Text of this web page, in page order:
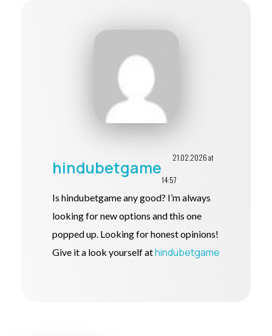
hindubetgame 21.02.2026 at
14:57
Is hindubetgame any good? I’m always
looking for new options and this one
popped up. Looking for honest opinions!
Give it a look yourself athindubetgame